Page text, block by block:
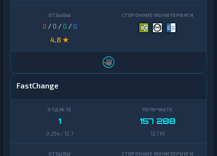
0 / 0 /0 /0
4,8 ★
FastChange
1
0,254 / 12,7
157 288
12,1 M